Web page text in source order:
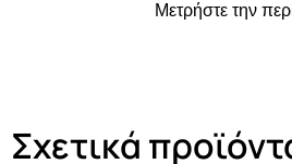
Μετρήστε την
Σχετικά